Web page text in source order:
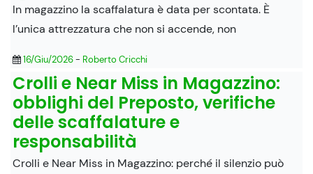
In magazzino la scaffalatura è data per scontata. È
l’unica attrezzatura che non si accende, non
16/Giu/2026- Roberto Cricchi
Crolli e Near Miss in Magazzino:
obblighi del Preposto, verifiche
delle scaffalature e
responsabilità
​Crolli e Near Miss in Magazzino: perché il silenzio può